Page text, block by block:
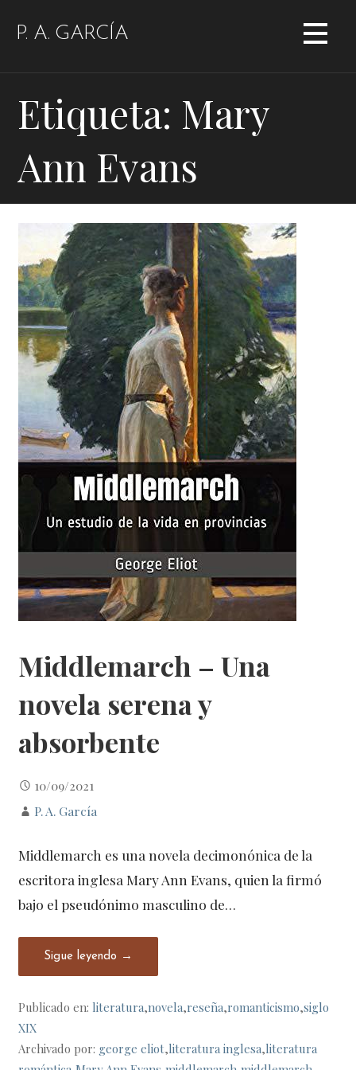
P. A. GARCÍA
Etiqueta: Mary
Ann Evans
Middlemarch – Una
novela serena y
absorbente
10/09/2021
P. A. García
Middlemarch es una novela decimonónica de la
escritora inglesa Mary Ann Evans, quien la firmó
bajo el pseudónimo masculino de…
Sigue leyendo →
Publicado en: literatura,novela,reseña,romanticismo,siglo
XIX
Archivado por: george eliot,literatura inglesa,literatura